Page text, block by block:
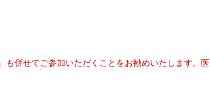
併せてご参加いただくことをお勧めいたします。医